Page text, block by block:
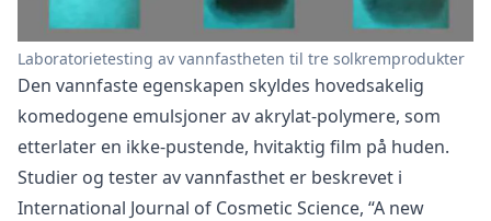
Laboratorietesting av vannfastheten til tre solkremprodukter
Den vannfaste egenskapen skyldes hovedsakelig
komedogene emulsjoner av akrylat-polymere, som
etterlater en ikke-pustende, hvitaktig film på huden.
Studier og tester av vannfasthet er beskrevet i
International Journal of Cosmetic Science, “A new